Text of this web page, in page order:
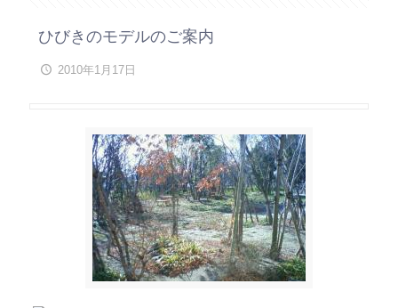
ひびきのモデルのご案内
2010年1月17日